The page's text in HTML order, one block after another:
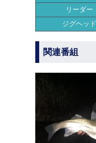
リーダー
ジグヘッド
関連番組